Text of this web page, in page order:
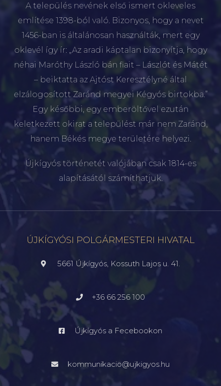
A település nevének első ismert okleveles
említése 1398-ból való. Bizonyos, hogy a nevet
1456-ban is általánosan használták, mert egy
oklevél így ír: „Az aradi káptalan bizonyítja, hogy
néhai Maróthy László bán fiait – Lászlót és Mátét
– beiktatta az Ajtóst Keresztélyné által
elzálogosított Zaránd megyei Kégyós birtokba.”
Egy későbbi, egy emberöltővel ezután
keletkezett okirat a települést már nem Zaránd,
hanem Békés megye területére helyezi.
Újkígyós történetét valójában csak 1814-es
alapításától számíthatjuk.
ÚJKÍGYÓSI POLGÁRMESTERI HIVATAL
5661 Újkígyós, Kossuth Lajos u. 41.
+36 66 256 100
Újkígyós a Fecebookon
kommunikacio@ujkigyos.hu